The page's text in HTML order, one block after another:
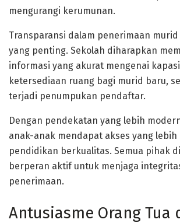
mengurangi kerumunan.
Transparansi dalam penerimaan
yang penting. Sekolah diharapkan
informasi yang akurat mengenai
ketersediaan ruang bagi murid baru,
terjadi penumpukan pendaftar.
Dengan pendekatan yang lebih
anak-anak mendapat akses yang lebih
pendidikan berkualitas. Semua pihak
berperan aktif untuk menjaga
penerimaan.
Antusiasme Orang Tua